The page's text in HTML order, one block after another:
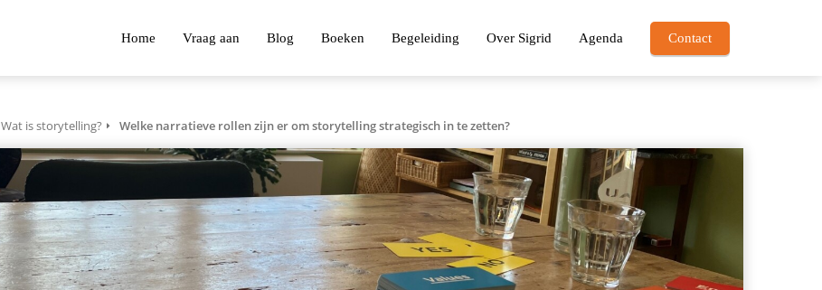
Home Vraag aan Blog Boeken Begeleiding Over Sigrid Agenda Contact
Wat is storytelling? Welke narratieve rollen zijn er om storytelling strategisch in te zetten?